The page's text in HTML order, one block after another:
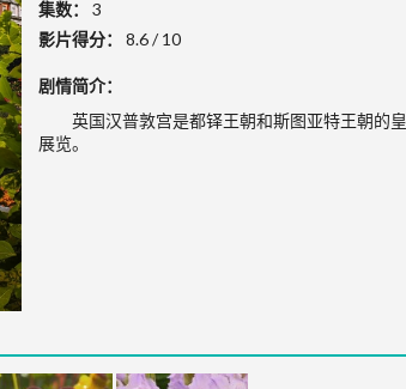
集数：
3
影片得分：
8.6 / 10
剧情简介：
英国汉普敦宫是都铎王朝和斯图亚特王朝的
展览。